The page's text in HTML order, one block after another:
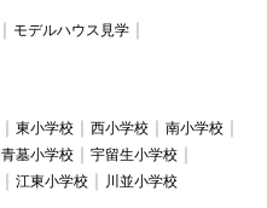
モデルハウス見学
東小学校 西小学校
南小学校
青墓小学校
宇留生小学校
江東小学校 川並小学校